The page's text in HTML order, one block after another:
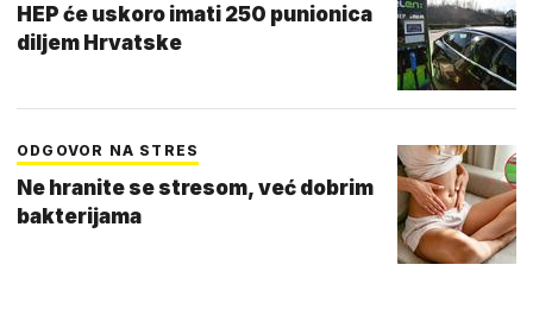
HEP će uskoro imati 250 punionica
diljem Hrvatske
ODGOVOR NA STRES
Ne hranite se stresom, već dobrim
bakterijama